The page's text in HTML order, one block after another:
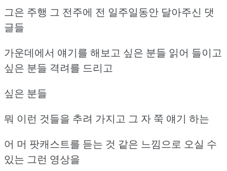
그은 주행 그 전주에 전 일주일동안 달아주신 댓
글들
가운데에서 얘기를 해보고 싶은 분들 읽어 들이고
싶은 분들 격려를 드리고
싶은 분들
뭐 이런 것들을 추려 가지고 그 자 쭉 얘기 하는
어 머 팟캐스트를 듣는 것 같은 느낌으로 오실 수
있는 그런 영상을